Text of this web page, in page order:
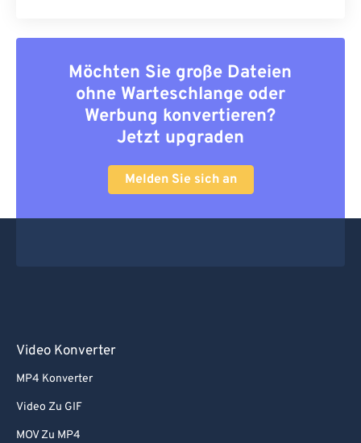
Möchten Sie große Dateien
ohne Warteschlange oder
Werbung konvertieren?
Jetzt upgraden
Melden Sie sich an
Video Konverter
MP4 Konverter
Video Zu GIF
MOV Zu MP4